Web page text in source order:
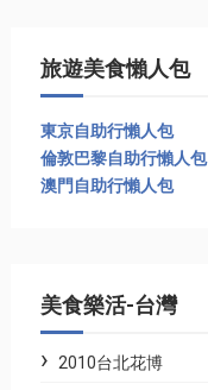
旅遊美食懶人包
東京自助行懶人包
倫敦巴黎自助行懶人包
澳門自助行懶人包
美食樂活-台灣
2010台北花博